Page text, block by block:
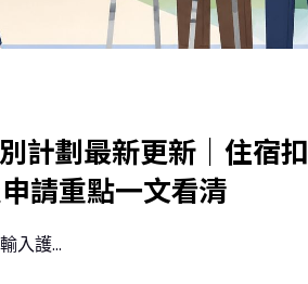
計劃最新更新｜住宿扣
請重點一文看清
入護...